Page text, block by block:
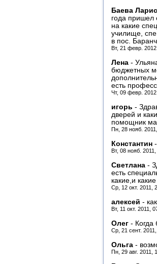
Баева
года пришел
на какие
училище,
в пос.
Вт, 21 февр.
Лена -
бюджетных
есть
Чт, 09 февр.
игорь -
дверей и
помощник
Пн, 28 нояб.
Константин
Вт, 08 нояб.
Светлана -
есть
какие,и
Ср, 12 окт. 2011,
алексей -
Вт, 11 окт. 2011,
Олег - Когда
Ср, 21 сент.
Ольга -
Пн, 29 авг. 2011,